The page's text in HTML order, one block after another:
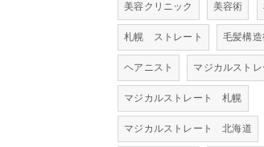
美容クリニック 美容術
札幌 ストレート 毛髪構
ヘアニスト マジカルストレ
マジカルストレート 札幌
マジカルストレート 北海道